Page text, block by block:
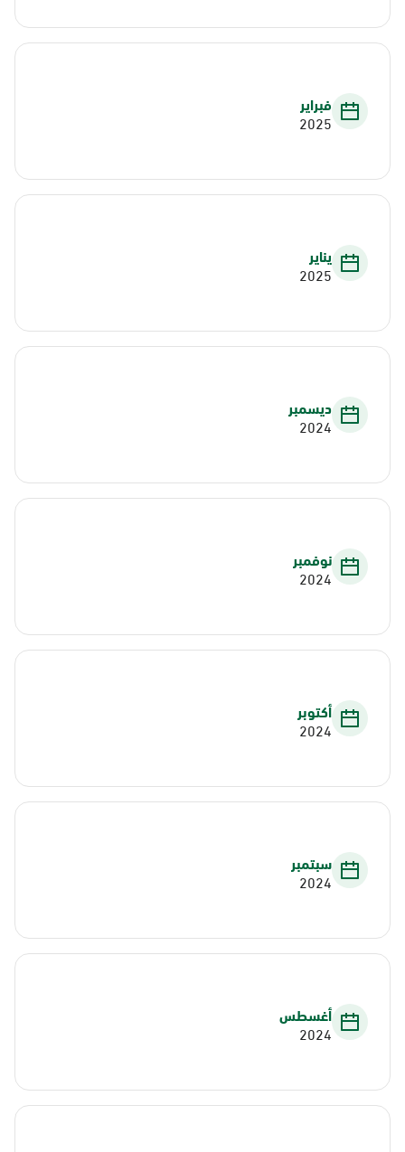
فبراير
2025
يناير
2025
ديسمبر
2024
نوفمبر
2024
أكتوبر
2024
سبتمبر
2024
أغسطس
2024